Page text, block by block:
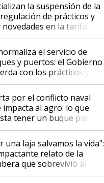
la suspensión de la
de prácticos y
novedades en la tarifa de
el servicio de
y puertos: el Gobierno
con los prácticos y
el decreto de
por el conflicto naval
impacta al agro: lo que
tener un buque parado
peligro de que Argentina
a ser "país sucio"
una laja salvamos la vida":
relato de la
que sobrevivió al